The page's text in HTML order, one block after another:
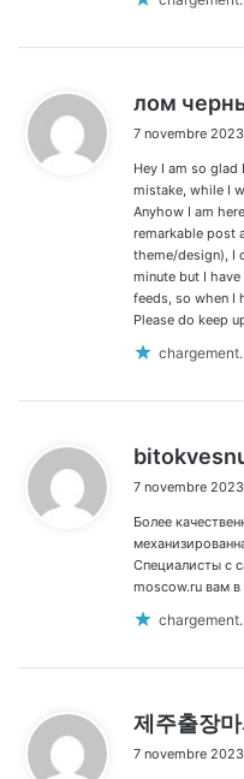
лом
7 novembre
Hey I am so
mistake, while I
Anyhow I am
remarkable post
theme/design), I
minute but I
feeds, so when I
Please do keep
7 novembre
Более
Специалисты с
moscow.ru вам в
제주출장마
7 novembre